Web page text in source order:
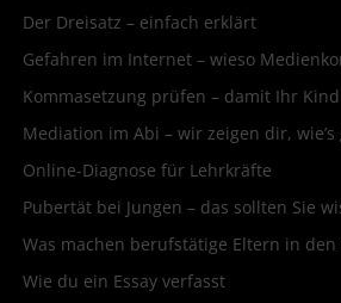
Der Dreisatz – einfach erklärt
Gefahren im Internet – wieso
Kommasetzung prüfen – damit Ihr
Mediation im Abi – wir zeigen dir, wie’s
Online-Diagnose für Lehrkräfte
Pubertät bei Jungen – das sollten Sie
Was machen berufstätige Eltern in
Wie du ein Essay verfasst